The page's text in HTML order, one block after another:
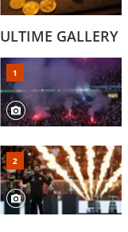
ULTIME GALLERY